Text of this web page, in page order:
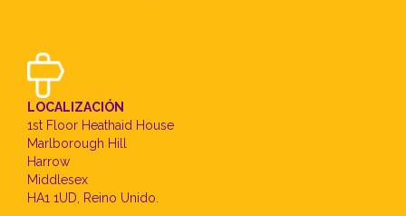
LOCALIZACIÓN
1st Floor Heathaid House
Marlborough Hill
Harrow
Middlesex
HA1 1UD, Reino Unido.